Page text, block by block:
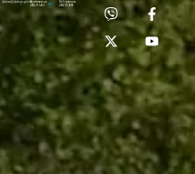
Лабораторія:
(0372) 53-92-00
dpbuvr@dpbuvr.gov.uaПриймальня:
(0372) 51-14-56